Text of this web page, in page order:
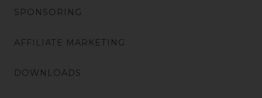
SPONSORING
AFFILIATE MARKETING
DOWNLOADS